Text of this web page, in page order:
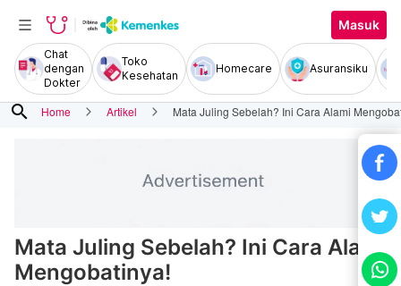
Masuk
Chat
dengan
Dokter
Toko
Kesehatan
Homecare Asuransiku
search Home Artikel Mata Juling Sebelah? Ini Cara Alami
Mata Juling Sebelah? Ini Cara Alami
Mengobatinya!